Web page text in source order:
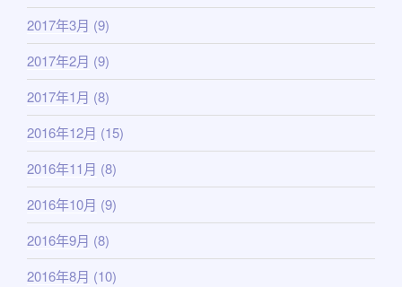
2017年3月 (9)
2017年2月 (9)
2017年1月 (8)
2016年12月 (15)
2016年11月 (8)
2016年10月 (9)
2016年9月 (8)
2016年8月 (10)